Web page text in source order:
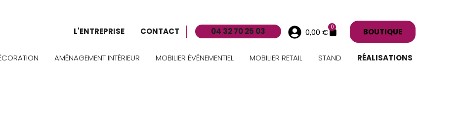
L'ENTREPRISE CONTACT 04 32 70 25 03 0,00 €
0 BOUTIQUE
AMÉNAGEMENT INTÉRIEUR MOBILIER ÉVÉNEMENTIEL MOBILIER RETAIL STAND RÉALISATIONS